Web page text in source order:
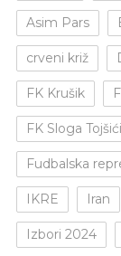
Asim Pars
crveni križ
FK Krušik
FK Sloga Tojšići
Fudbalska
IKRE Iran
Izbori 2024